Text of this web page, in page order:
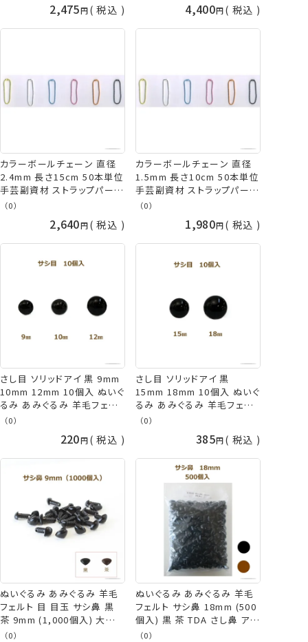
2,475 税込 4,400 税込
カラーボールチェーン 直径
2.4mm 長さ15cm 50本単位
手芸副資材 ストラップパーツ
tda 手芸の山久
（0）
2,640 税込
カラーボールチェーン 直径
1.5mm 長さ10cm 50本単位
手芸副資材 ストラップパーツ
tda 手芸の山久
（0）
1,980 税込
さし目 ソリッドアイ 黒 9mm
10mm 12mm 10個入 ぬいぐ
るみ あみぐるみ 羊毛フェル
ト 大きい サシ目 動物 人形
ス可 手芸の山久
（0）
220 税込
さし目 ソリッドアイ 黒
15mm 18mm 10個入 ぬいぐ
るみ あみぐるみ 羊毛フェル
ト 大きい サシ目 動物 人形
ス可 手芸の山久
（0）
385 税込
ぬいぐるみ あみぐるみ 羊毛
フェルト 目 目玉 サシ鼻 黒
茶 9mm (1,000個入) 大容
量 TDA アニマルノーズ パー
（0）
ぬいぐるみ あみぐるみ 羊毛
フェルト サシ鼻 18mm (500
個入) 黒 茶 TDA さし鼻 アニ
マルノーズ パーツ イヌ クマ
（0）